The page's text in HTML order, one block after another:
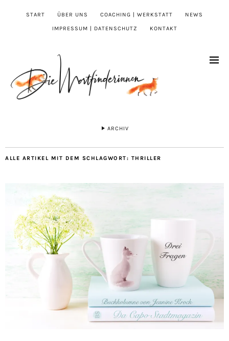
START ÜBER UNS COACHING | WERKSTATT NEWS
IMPRESSUM | DATENSCHUTZ KONTAKT
ARCHIV
ALLE ARTIKEL MIT DEM SCHLAGWORT: THRILLER